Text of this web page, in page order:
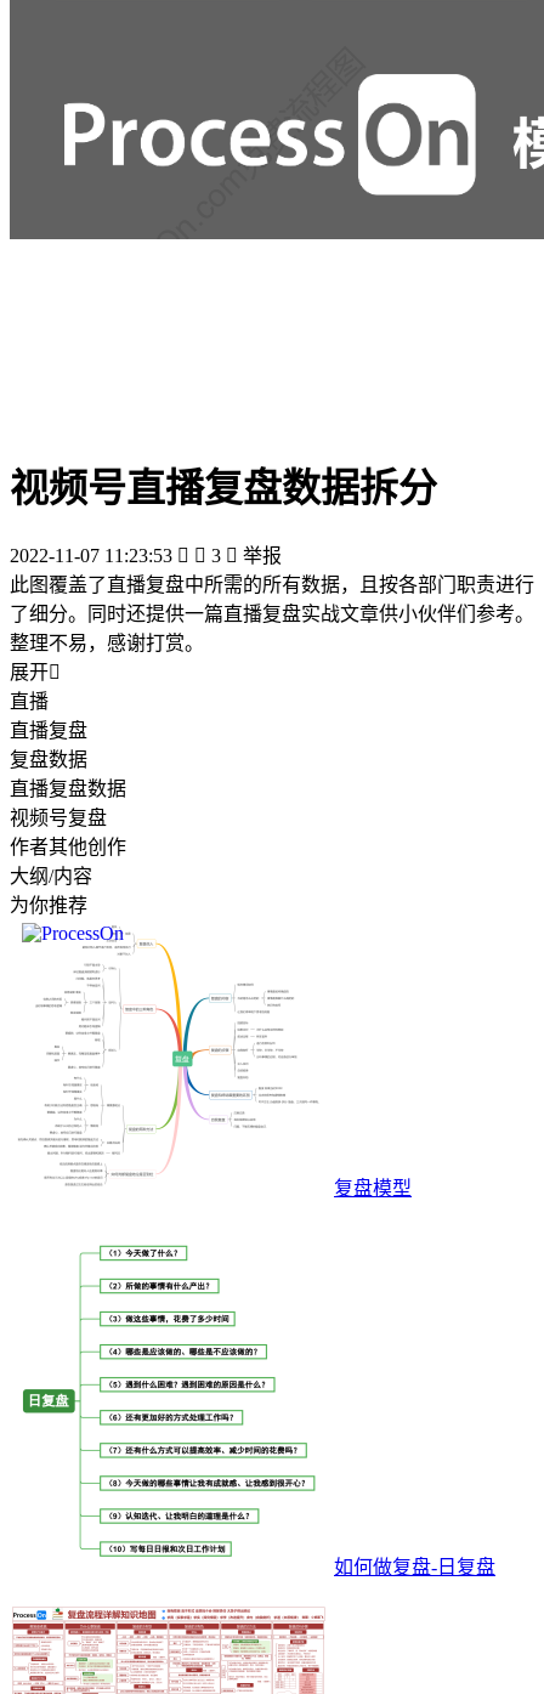
视频号直播复盘数据拆分
2022-11-07 11:23:53   3  举报
此图覆盖了直播复盘中所需的所有数据，且按各部门职责进行
了细分。同时还提供一篇直播复盘实战文章供小伙伴们参考。
整理不易，感谢打赏。
展开
直播
直播复盘
复盘数据
直播复盘数据
视频号复盘
作者其他创作
大纲/内容
为你推荐
复盘模型
如何做复盘-日复盘